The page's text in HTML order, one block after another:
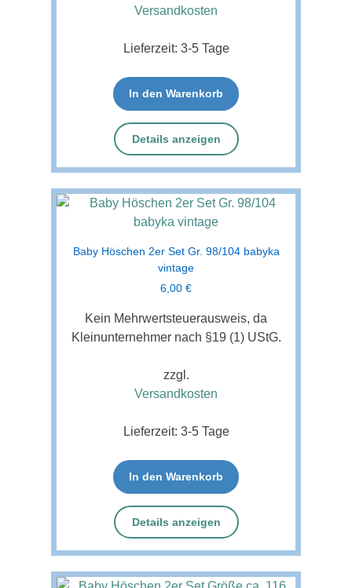
Versandkosten
Lieferzeit: 3-5 Tage
In den Warenkorb
Details anzeigen
Baby Höschen 2er Set Gr. 98/104 babyka
vintage
6,00 €
Kein Mehrwertsteuerausweis, da
Kleinunternehmer nach §19 (1) UStG.
zzgl.
Versandkosten
Lieferzeit: 3-5 Tage
In den Warenkorb
Details anzeigen